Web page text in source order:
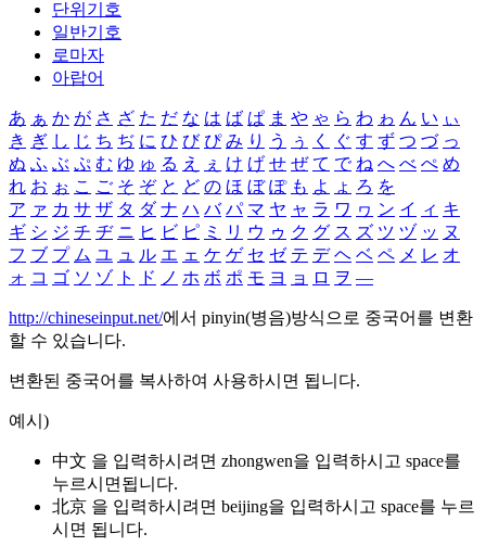
단위기호
일반기호
로마자
아랍어
あ ぁ か が さ ざ た だ な は ば ぱ ま や ゃ ら わ ゎ ん い ぃ
き ぎ し じ ち ぢ に ひ び ぴ み り う ぅ く ぐ す ず つ づ っ
ぬ ふ ぶ ぷ む ゆ ゅ る え ぇ け げ せ ぜ て で ね へ べ ぺ め
れ お ぉ こ ご そ ぞ と ど の ほ ぼ ぽ も よ ょ ろ を
ア ァ カ サ ザ タ ダ ナ ハ バ パ マ ヤ ャ ラ ワ ヮ ン イ ィ キ
ギ シ ジ チ ヂ ニ ヒ ビ ピ ミ リ ウ ゥ ク グ ス ズ ツ ヅ ッ ヌ
フ ブ プ ム ユ ュ ル エ ェ ケ ゲ セ ゼ テ デ ヘ ベ ペ メ レ オ
ォ コ ゴ ソ ゾ ト ド ノ ホ ボ ポ モ ヨ ョ ロ ヲ ―
http://chineseinput.net/에서 pinyin(병음)방식으로 중국어를 변환
할 수 있습니다.
변환된 중국어를 복사하여 사용하시면 됩니다.
예시)
中文 을 입력하시려면 zhongwen을 입력하시고 space를
누르시면됩니다.
北京 을 입력하시려면 beijing을 입력하시고 space를 누르
시면 됩니다.